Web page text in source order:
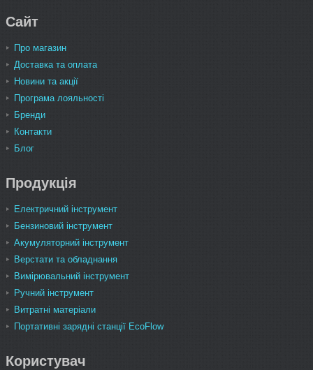
Сайт
Про магазин
Доставка та оплата
Новини та акції
Програма лояльності
Бренди
Контакти
Блог
Продукція
Електричний інструмент
Бензиновий інструмент
Акумуляторний інструмент
Верстати та обладнання
Вимірювальний інструмент
Ручний інструмент
Витратні матеріали
Портативні зарядні станції EcoFlow
Користувач